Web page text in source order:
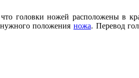
головки ножей расположены в
положения ножа. Перевод